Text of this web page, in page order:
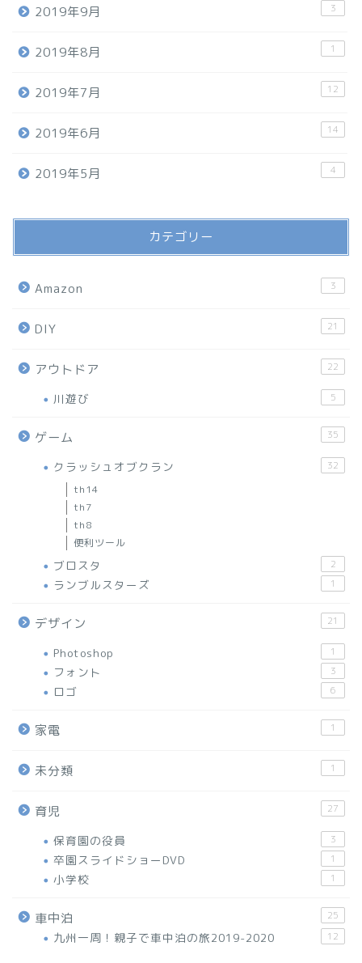
2019年9月 3
2019年8月 1
2019年7月 12
2019年6月 14
2019年5月 4
カテゴリー
Amazon 3
DIY 21
アウトドア 22
川遊び 5
ゲーム 35
クラッシュオブクラン 32
th14
th7
th8
便利ツール
ブロスタ 2
ランブルスターズ 1
デザイン 21
Photoshop 1
フォント 3
ロゴ 6
家電 1
未分類 1
育児 27
保育園の役員 3
卒園スライドショーDVD 1
小学校 1
車中泊 25
九州一周！親子で車中泊の旅2019-2020 12